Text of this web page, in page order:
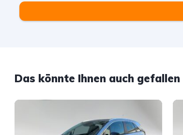
Das könnte Ihnen auch gefallen